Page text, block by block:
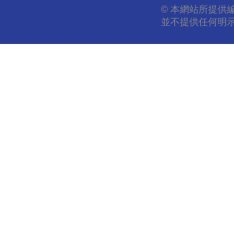
© 本網站所提供
並不提供任何明